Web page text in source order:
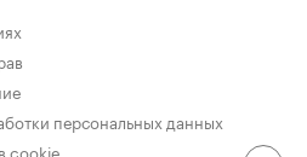
персональных данных
cookie